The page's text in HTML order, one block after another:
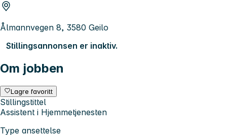
Ålmannvegen 8, 3580 Geilo
Stillingsannonsen er inaktiv.
Om jobben
Lagre favoritt
Stillingstittel
Assistent i Hjemmetjenesten
Type ansettelse